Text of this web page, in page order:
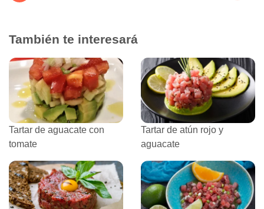
También te interesará
Tartar de aguacate con
tomate
Tartar de atún rojo y
aguacate